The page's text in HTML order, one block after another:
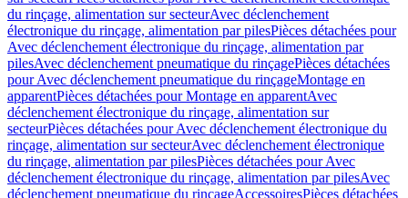
du rinçage, alimentation sur secteurAvec déclenchement
électronique du rinçage, alimentation par pilesPièces détachées pour
Avec déclenchement électronique du rinçage, alimentation par
pilesAvec déclenchement pneumatique du rinçagePièces détachées
pour Avec déclenchement pneumatique du rinçageMontage en
apparentPièces détachées pour Montage en apparentAvec
déclenchement électronique du rinçage, alimentation sur
secteurPièces détachées pour Avec déclenchement électronique du
rinçage, alimentation sur secteurAvec déclenchement électronique
du rinçage, alimentation par pilesPièces détachées pour Avec
déclenchement électronique du rinçage, alimentation par pilesAvec
déclenchement pneumatique du rinçageAccessoiresPièces détachées